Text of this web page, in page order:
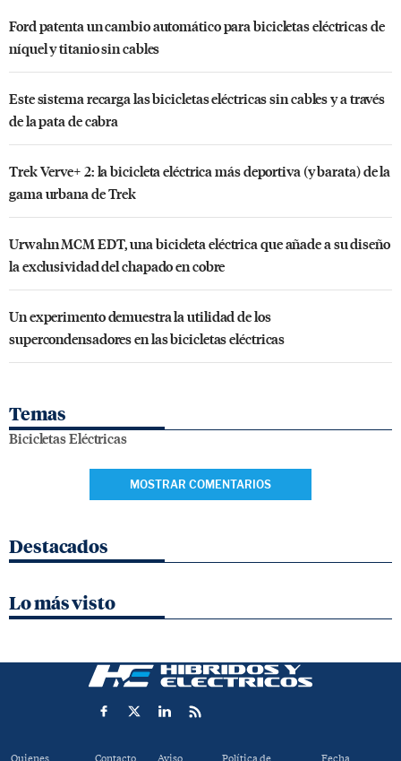
Ford patenta un cambio automático para bicicletas eléctricas de
níquel y titanio sin cables
Este sistema recarga las bicicletas eléctricas sin cables y a través
de la pata de cabra
Trek Verve+ 2: la bicicleta eléctrica más deportiva (y barata) de la
gama urbana de Trek
Urwahn MCM EDT, una bicicleta eléctrica que añade a su diseño
la exclusividad del chapado en cobre
Un experimento demuestra la utilidad de los
supercondensadores en las bicicletas eléctricas
Temas
Bicicletas Eléctricas
MOSTRAR COMENTARIOS
Destacados
Lo más visto
Quienes Contacto Aviso Política de Fecha